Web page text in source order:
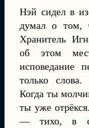
Нэй сидел в
думал о том,
Хранитель
об этом
исповедание
только
Когда ты
ты уже
— тихо, в